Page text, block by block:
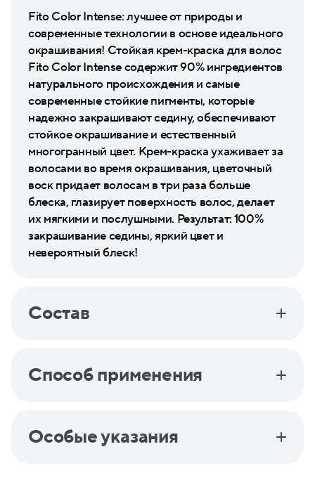
Fito Color Intense: лучшее от природы и
современные технологии в основе идеального
окрашивания! Стойкая крем-краска для волос
Fito Color Intense содержит 90% ингредиентов
натурального происхождения и самые
современные стойкие пигменты, которые
надежно закрашивают седину, обеспечивают
стойкое окрашивание и естественный
многогранный цвет. Крем-краска ухаживает за
волосами во время окрашивания, цветочный
воск придает волосам в три раза больше
блеска, глазирует поверхность волос, делает
их мягкими и послушными. Результат: 100%
закрашивание седины, яркий цвет и
невероятный блеск!
Состав
Способ применения
Особые указания